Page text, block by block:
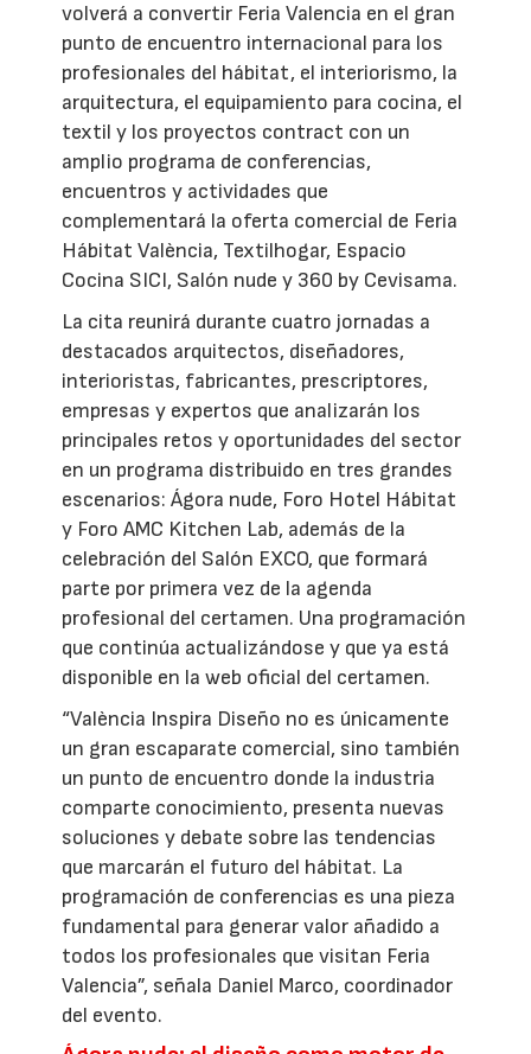
volverá a convertir Feria Valencia en el gran
punto de encuentro internacional para los
profesionales del hábitat, el interiorismo, la
arquitectura, el equipamiento para cocina, el
textil y los proyectos contract con un
amplio programa de conferencias,
encuentros y actividades que
complementará la oferta comercial de Feria
Hábitat València, Textilhogar, Espacio
Cocina SICI, Salón nude y 360 by Cevisama.
La cita reunirá durante cuatro jornadas a
destacados arquitectos, diseñadores,
interioristas, fabricantes, prescriptores,
empresas y expertos que analizarán los
principales retos y oportunidades del sector
en un programa distribuido en tres grandes
escenarios: Ágora nude, Foro Hotel Hábitat
y Foro AMC Kitchen Lab, además de la
celebración del Salón EXCO, que formará
parte por primera vez de la agenda
profesional del certamen. Una programación
que continúa actualizándose y que ya está
disponible en la web oficial del certamen.
“València Inspira Diseño no es únicamente
un gran escaparate comercial, sino también
un punto de encuentro donde la industria
comparte conocimiento, presenta nuevas
soluciones y debate sobre las tendencias
que marcarán el futuro del hábitat. La
programación de conferencias es una pieza
fundamental para generar valor añadido a
todos los profesionales que visitan Feria
Valencia”, señala Daniel Marco, coordinador
del evento.